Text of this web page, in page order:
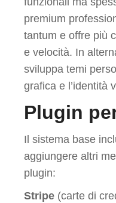
premium
tantum e offre più
e velocità. In
sviluppa temi
grafica e l’identità
Plugin
Il sistema base
aggiungere altri
plugin:
Stripe (carte di